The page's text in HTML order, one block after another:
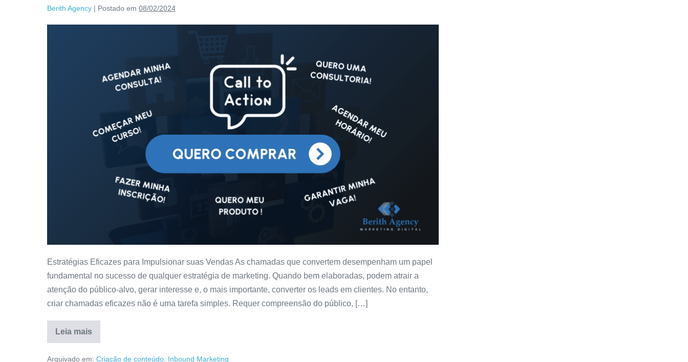
Berith Agency | Postado em 08/02/2024
Estratégias Eficazes para Impulsionar suas Vendas As chamadas que convertem desempenham um papel
fundamental no sucesso de qualquer estratégia de marketing. Quando bem elaboradas, podem atrair a
atenção do público-alvo, gerar interesse e, o mais importante, converter os leads em clientes. No entanto,
criar chamadas eficazes não é uma tarefa simples. Requer compreensão do público, […]
Leia mais
Arquivado em: Criação de conteúdo Inbound Marketing